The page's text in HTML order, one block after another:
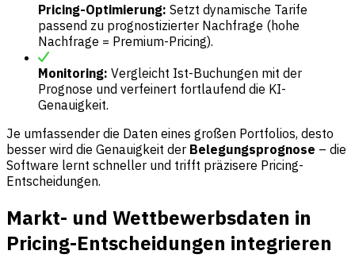
Pricing-Optimierung: Setzt dynamische Tarife
passend zu prognostizierter Nachfrage (hohe
Nachfrage = Premium-Pricing).
Monitoring: Vergleicht Ist-Buchungen mit der
Prognose und verfeinert fortlaufend die KI-
Genauigkeit.
Je umfassender die Daten eines großen Portfolios, desto
besser wird die Genauigkeit der Belegungsprognose – die
Software lernt schneller und trifft präzisere Pricing-
Entscheidungen.
Markt- und Wettbewerbsdaten in
Pricing-Entscheidungen integrieren